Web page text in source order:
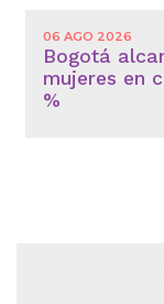
06 AGO 2026
Bogotá
mujeres en
%